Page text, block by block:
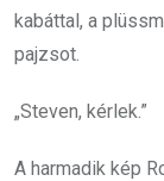
kabáttal, a
pajzsot.
„Steven, kérlek.”
A harmadik kép